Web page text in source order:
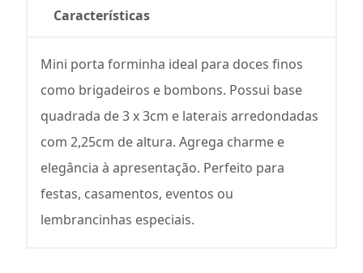
Características
Mini porta forminha ideal para doces finos
como brigadeiros e bombons. Possui base
quadrada de 3 x 3cm e laterais arredondadas
com 2,25cm de altura. Agrega charme e
elegância à apresentação. Perfeito para
festas, casamentos, eventos ou
lembrancinhas especiais.